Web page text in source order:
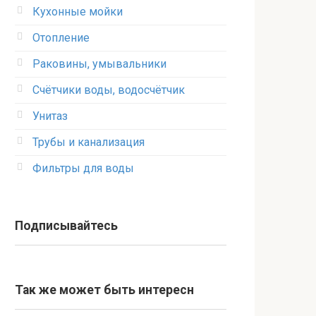
Кухонные мойки
Отопление
Раковины, умывальники
Счётчики воды, водосчётчик
Унитаз
Трубы и канализация
Фильтры для воды
Подписывайтесь
Так же может быть интересн